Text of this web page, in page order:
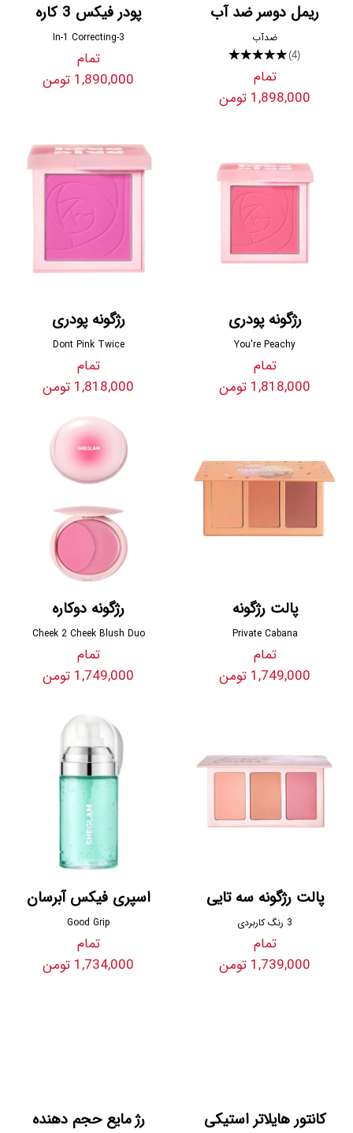
ریمل دوسر ضد آب
ضدآب
★★★★★(4)
تمام
1,898,000 تومن
پودر فیکس 3 کاره
3-In-1 Correcting
تمام
1,890,000 تومن
رژگونه پودری
You're Peachy
تمام
1,818,000 تومن
رژگونه پودری
Dont Pink Twice
تمام
1,818,000 تومن
پالت رژگونه
Private Cabana
تمام
1,749,000 تومن
رژگونه دوکاره
Cheek 2 Cheek Blush Duo
تمام
1,749,000 تومن
پالت رژگونه سه تایی
3 رنگ کاربردی
تمام
1,739,000 تومن
اسپری فیکس آبرسان
Good Grip
تمام
1,734,000 تومن
کانتور هایلاتر استیکی رژ مایع حجم دهنده